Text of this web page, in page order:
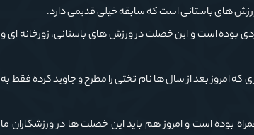
های باستانی است که سابقه خیلی قدیمی دارد.
بوده است و این خصلت در ورزش های باستانی، زورخانه ای و
که امروز بعد از سال ها نام تختی را مطرح و جاوید کرده فقط به
بوده است و امروز هم باید این خصلت ها در ورزشکاران ما